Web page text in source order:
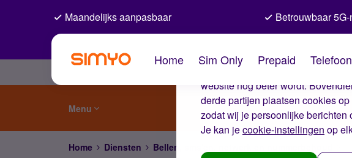
De cookies van
Wij gebruiken cookies op onze
website nog beter wordt.
derde partijen plaatsen cookies
zodat wij je persoonlijke
Je kan jecookie-instellingen op
Maandelijks aanpasbaar Betrouwbaar
Home Sim Only Prepaid
Menu
Home Diensten Bellen, sms'en, netwerk en nummerbehoud